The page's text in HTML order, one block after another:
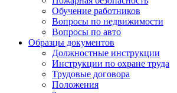
Обучение работников
Вопросы по недвижимости
Вопросы по авто
Образцы документов
Должностные инструкции
Инструкции по охране труда
Трудовые договора
Положения